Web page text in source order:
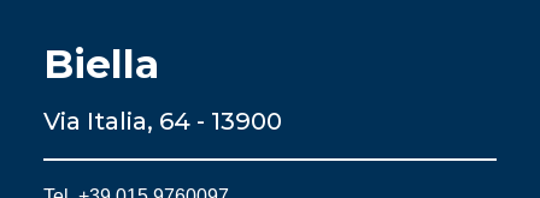
Biella
Via Italia, 64 - 13900